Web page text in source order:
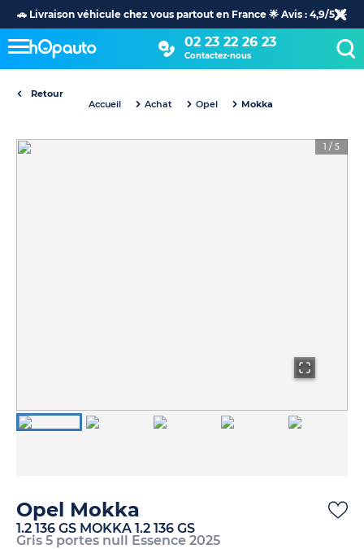
🚗 Livraison véhicule chez vous partout en France 🌟 Avis : 4,9/5 🌟
02 23 22 26 23
Contactez-nous
Retour
Accueil
Achat Opel Mokka
1 / 5
Opel Mokka
1.2 136 GS MOKKA 1.2 136 GS
Gris 5 portes null Essence 2025